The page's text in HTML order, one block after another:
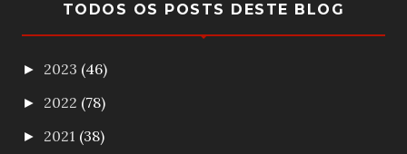
TODOS OS POSTS DESTE BLOG
► 2023 (46)
► 2022 (78)
► 2021 (38)